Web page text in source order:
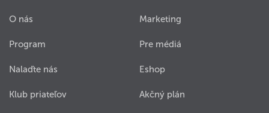
O nás
Program
Nalaďte nás
Klub priateľov
Marketing
Pre médiá
Eshop
Akčný plán